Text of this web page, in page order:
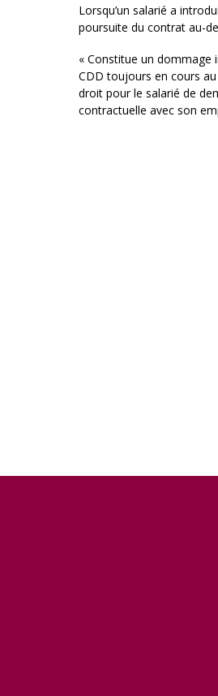
Lorsqu’un salarié a
poursuite du contrat au-
« Constitue un dommage
CDD toujours en cours
droit pour le salarié de
contractuelle avec son